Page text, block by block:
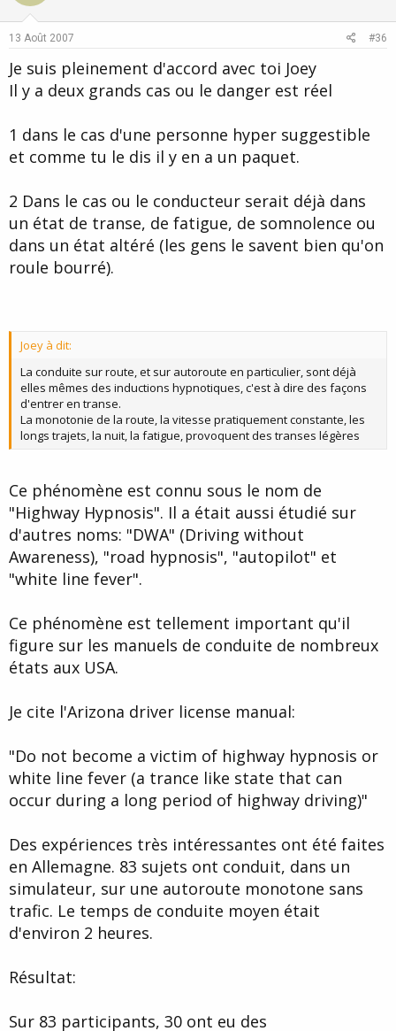
t
v
e
13 Août 2007 #36
Je suis pleinement d'accord avec toi Joey
Il y a deux grands cas ou le danger est réel
1 dans le cas d'une personne hyper suggestible
et comme tu le dis il y en a un paquet.
2 Dans le cas ou le conducteur serait déjà dans
un état de transe, de fatigue, de somnolence ou
dans un état altéré (les gens le savent bien qu'on
roule bourré).
Joey à dit:
La conduite sur route, et sur autoroute en particulier, sont déjà
elles mêmes des inductions hypnotiques, c'est à dire des façons
d'entrer en transe.
La monotonie de la route, la vitesse pratiquement constante, les
longs trajets, la nuit, la fatigue, provoquent des transes légères
Ce phénomène est connu sous le nom de
"Highway Hypnosis". Il a était aussi étudié sur
d'autres noms: "DWA" (Driving without
Awareness), "road hypnosis", "autopilot" et
"white line fever".
Ce phénomène est tellement important qu'il
figure sur les manuels de conduite de nombreux
états aux USA.
Je cite l'Arizona driver license manual:
"Do not become a victim of highway hypnosis or
white line fever (a trance like state that can
occur during a long period of highway driving)"
Des expériences très intéressantes ont été faites
en Allemagne. 83 sujets ont conduit, dans un
simulateur, sur une autoroute monotone sans
trafic. Le temps de conduite moyen était
d'environ 2 heures.
Résultat:
Sur 83 participants, 30 ont eu des